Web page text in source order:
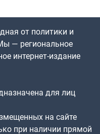
от политики и
— региональное
интернет-издание
для лиц
на сайте
при наличии прямой